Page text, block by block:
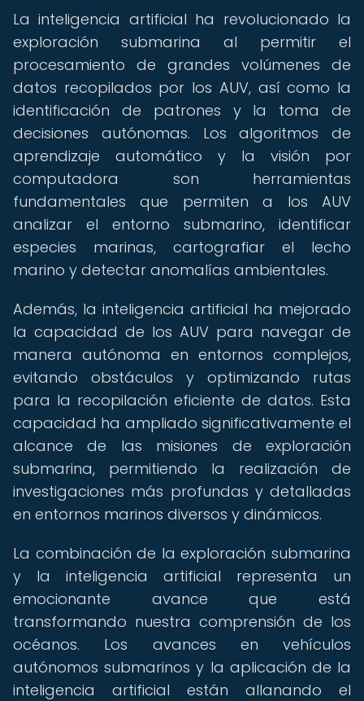
La inteligencia artificial ha revolucionado la
exploración submarina al permitir el
procesamiento de grandes volúmenes de
datos recopilados por los AUV, así como la
identificación de patrones y la toma de
decisiones autónomas. Los algoritmos de
aprendizaje automático y la visión por
computadora son herramientas
fundamentales que permiten a los AUV
analizar el entorno submarino, identificar
especies marinas, cartografiar el lecho
marino y detectar anomalías ambientales.
Además, la inteligencia artificial ha mejorado
la capacidad de los AUV para navegar de
manera autónoma en entornos complejos,
evitando obstáculos y optimizando rutas
para la recopilación eficiente de datos. Esta
capacidad ha ampliado significativamente el
alcance de las misiones de exploración
submarina, permitiendo la realización de
investigaciones más profundas y detalladas
en entornos marinos diversos y dinámicos.
La combinación de la exploración submarina
y la inteligencia artificial representa un
emocionante avance que está
transformando nuestra comprensión de los
océanos. Los avances en vehículos
autónomos submarinos y la aplicación de la
inteligencia artificial están allanando el